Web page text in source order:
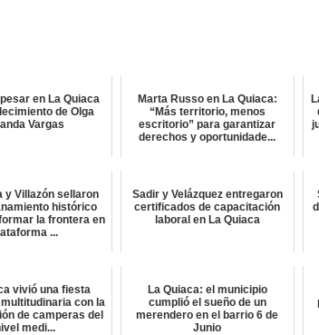
en La Quiaca
de Olga
Vargas
Marta Russo en La Quiaca:
“Más territorio, menos
escritorio” para garantizar
derechos y oportunidade...
y Villazón sellaron
histórico
la frontera en
...
Sadir y Velázquez entregaron
certificados de capacitación
laboral en La Quiaca
vivió una fiesta
con la
de camperas del
medi...
La Quiaca: el municipio
cumplió el sueño de un
merendero en el barrio 6 de
Junio